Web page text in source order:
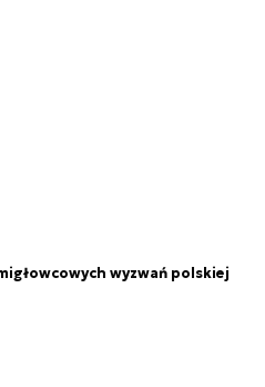
wyzwań polskiej